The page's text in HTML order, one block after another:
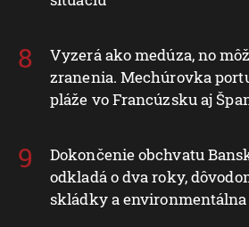
Vyzerá ako medúza, no
zranenia. Mechúrovka
pláže vo Francúzsku aj
Dokončenie obchvatu
odkladá o dva roky,
skládky a environmentálna